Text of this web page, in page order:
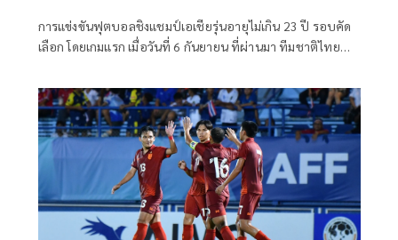
การแข่งขันฟุตบอลชิงแชมป์เอเชียรุ่นอายุไม่เกิน 23 ปี รอบคัด
เลือก โดยเกมแรก เมื่อวันที่ 6 กันยายน ที่ผ่านมา ทีมชาติไทย